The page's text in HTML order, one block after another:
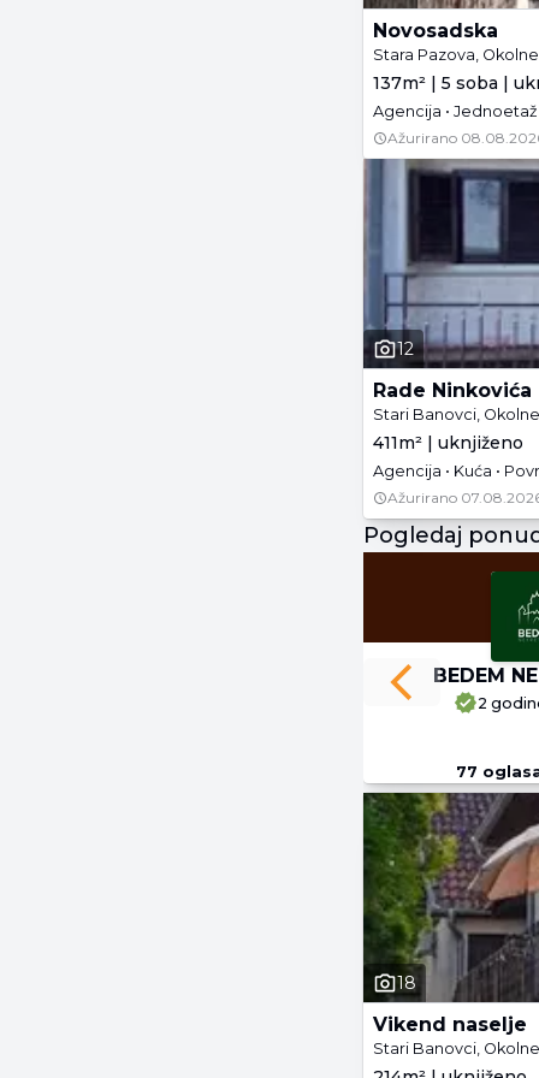
Novosadska
Stara Pazova,
137m² | 5 soba |
Agencija •
Ažurirano
12
Rade Ninkovića
Stari Banovci,
411m² | uknjiženo
Agencija • Kuća •
Ažurirano
Pogledaj
BEDEM
2
77
Previous slide
18
Vikend naselje
Stari Banovci,